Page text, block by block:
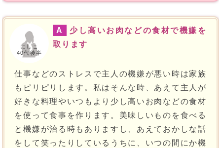
にしこ
40代後半
A
少し高いお肉などの食材で機嫌を
取ります
仕事などのストレスで主人の機嫌が悪い時は家族
もピリピリします。私はそんな時、あえて主人が
好きな料理やいつもより少し高いお肉などの食材
を使って食事を作ります。美味しいものを食べる
と機嫌が治る時もありますし、あえておかしな話
をして笑ったりしているうちに、いつの間にか機